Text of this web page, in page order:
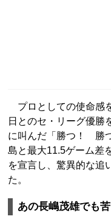
プロとしての使命感
日とのセ・リーグ優勝
に叫んだ「勝つ！ 勝
島と最大11.5ゲーム差
を宣言し、驚異的な追
た。
あの長嶋茂雄でも